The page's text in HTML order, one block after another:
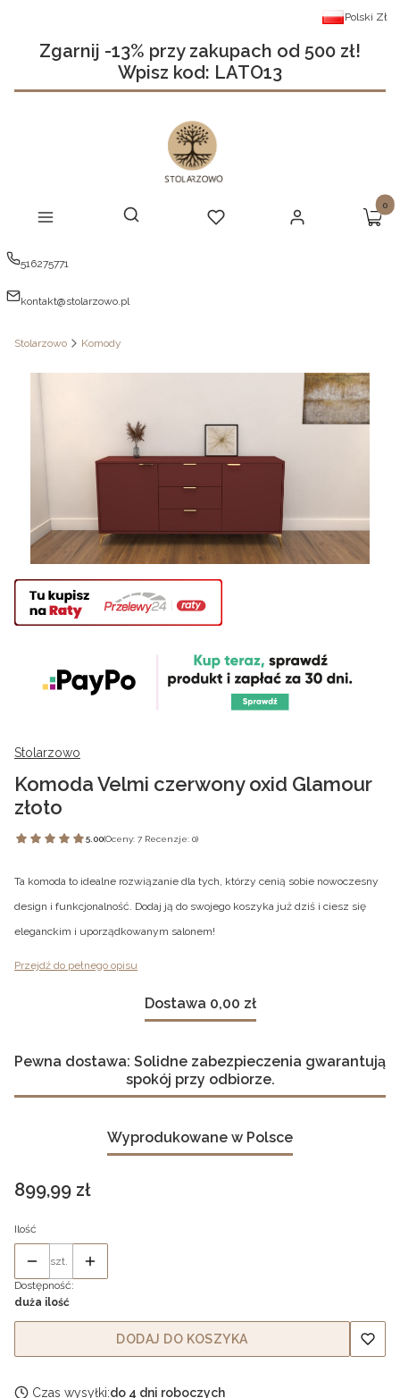
Polski Zł
Zgarnij -13% przy zakupach od 500 zł!
Wpisz kod: LATO13
Menu Otwórz wyszukiwarkę
Szukaj Ulubione Zaloguj się
516275771
kontakt@stolarzowo.pl
Stolarzowo Komody
Stolarzowo
Komoda Velmi czerwony oxid Glamour
złoto
5.00(Oceny: 7 Recenzje: 0)
Ta komoda to idealne rozwiązanie dla tych, którzy cenią sobie nowoczesny
design i funkcjonalność. Dodaj ją do swojego koszyka już dziś i ciesz się
eleganckim i uporządkowanym salonem!
Przejdź do pełnego opisu
Dostawa 0,00 zł
Pewna dostawa: Solidne zabezpieczenia gwarantują
spokój przy odbiorze.
Wyprodukowane w Polsce
Cena
899,99 zł
Ilość
szt.
Dostępność:
duża ilość
DODAJ DO KOSZYKA
Czas wysyłki:do 4 dni roboczych